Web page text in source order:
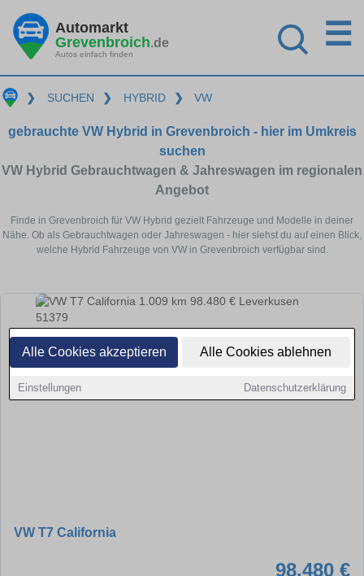
Alle Cookies akzeptieren Alle Cookies ablehnen
Einstellungen Datenschutzerklärung
Automarkt
Grevenbroich.de
Autos einfach finden
☰
❯ SUCHEN ❯ HYBRID ❯ VW
gebrauchte VW Hybrid in Grevenbroich - hier im Umkreis
suchen
VW Hybrid Gebrauchtwagen & Jahreswagen im regionalen
Angebot
Finde in Grevenbroich für VW Hybrid gezielt Fahrzeuge und Modelle in deiner
Nähe. Ob als Gebrauchtwagen oder Jahreswagen - hier siehst du auf einen Blick,
welche Hybrid Fahrzeuge von VW in Grevenbroich verfügbar sind.
VW T7 California
98.480 €